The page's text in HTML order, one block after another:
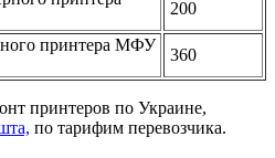
200
принтера МФУ
360
принтеров по Украине,
по тарифим перевозчика.